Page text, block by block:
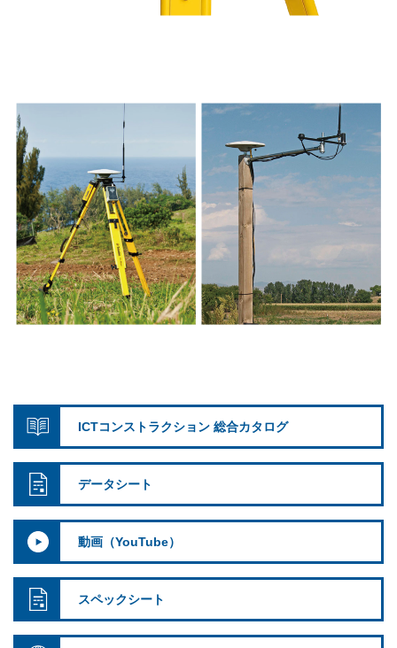
ICTコンストラクション 総合カタログ
データシート
動画（YouTube）
スペックシート